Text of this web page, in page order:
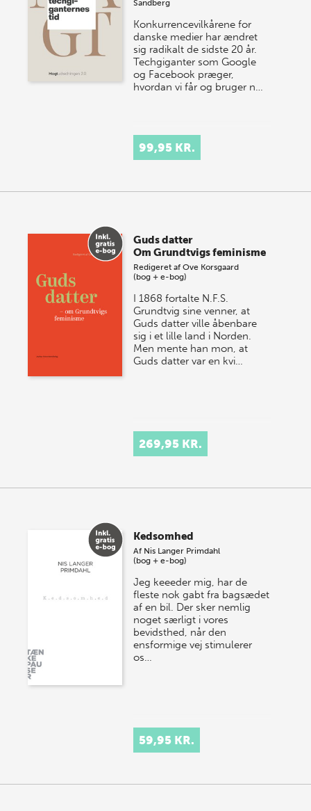
Sandberg
Konkurrencevilkårene for
danske medier har ændret
sig radikalt de sidste 20 år.
Techgiganter som Google
og Facebook præger,
hvordan vi får og bruger n…
99,95 KR.
Guds datter
Om Grundtvigs feminisme
Redigeret afOve Korsgaard
(bog + e-bog)
I 1868 fortalte N.F.S.
Grundtvig sine venner, at
Guds datter ville åbenbare
sig i et lille land i Norden.
Men mente han mon, at
Guds datter var en kvi…
269,95 KR.
Kedsomhed
Af Nis Langer Primdahl
(bog + e-bog)
Jeg keeeder mig, har de
fleste nok gabt fra bagsædet
af en bil. Der sker nemlig
noget særligt i vores
bevidsthed, når den
ensformige vej stimulerer
os…
59,95 KR.